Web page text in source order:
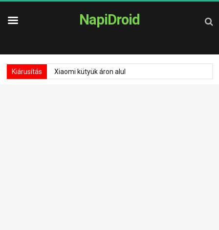
NapiDroid
Kiárusítás Xiaomi kütyük áron alul